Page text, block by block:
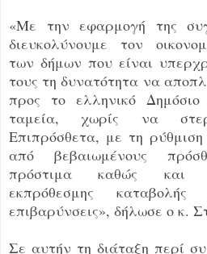
«Με την εφαρμογή της
διευκολύνουμε τον
των δήμων που είναι
τους τη δυνατότητα να
προς το ελληνικό
ταμεία, χωρίς να
Επιπρόσθετα, με τη
από βεβαιωμένους
πρόστιμα καθώς και
εκπρόθεσμης
επιβαρύνσεις», δήλωσε ο κ.
Σε αυτήν τη διάταξη περί